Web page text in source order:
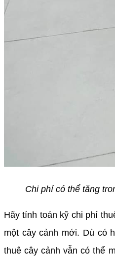
Chi phí có thể tăng
Hãy tính toán kỹ chi phí
một cây cảnh mới. Dù có
thuê cây cảnh vẫn có thể